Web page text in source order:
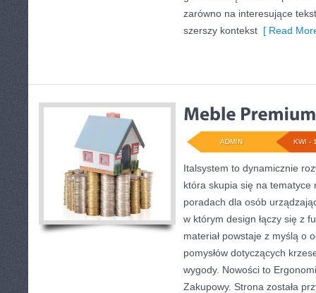
zarówno na interesujące
szerszy kontekst [ Read
KWI -
ADMIN
Italsystem to dynamicznie
która skupia się na
poradach dla osób
w którym design łączy się z
materiał powstaje z myślą o
pomysłów dotyczących
wygody. Nowości to
Zakupowy. Strona została